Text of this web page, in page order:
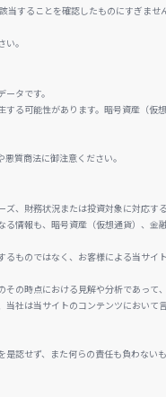
することを確認したものにすぎませ
。
タです。
る可能性があります。暗号資産（
質商法に御注意ください。
、財務状況または投資対象に対応
情報も、暗号資産（仮想通貨）、
ものではなく、お客様による当サ
の時点における見解や分析であって
社は当サイトのコンテンツにおい
認せず、また何らの責任も負わないも